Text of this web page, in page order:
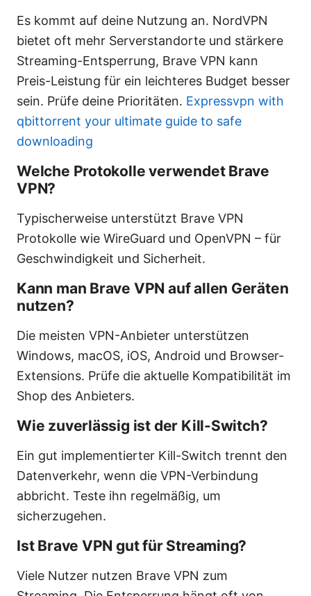
Es kommt auf deine Nutzung an. NordVPN
bietet oft mehr Serverstandorte und stärkere
Streaming-Entsperrung, Brave VPN kann
Preis-Leistung für ein leichteres Budget besser
sein. Prüfe deine Prioritäten. Expressvpn with
qbittorrent your ultimate guide to safe
downloading
Welche Protokolle verwendet Brave
VPN?
Typischerweise unterstützt Brave VPN
Protokolle wie WireGuard und OpenVPN – für
Geschwindigkeit und Sicherheit.
Kann man Brave VPN auf allen Geräten
nutzen?
Die meisten VPN-Anbieter unterstützen
Windows, macOS, iOS, Android und Browser-
Extensions. Prüfe die aktuelle Kompatibilität im
Shop des Anbieters.
Wie zuverlässig ist der Kill-Switch?
Ein gut implementierter Kill-Switch trennt den
Datenverkehr, wenn die VPN-Verbindung
abbricht. Teste ihn regelmäßig, um
sicherzugehen.
Ist Brave VPN gut für Streaming?
Viele Nutzer nutzen Brave VPN zum